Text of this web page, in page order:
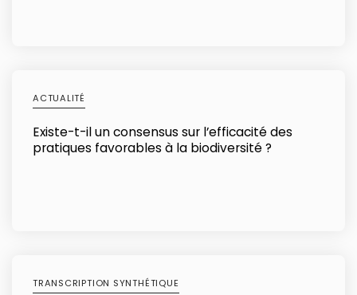
ACTUALITÉ
Existe-t-il un consensus sur l’efficacité des
pratiques favorables à la biodiversité ?
TRANSCRIPTION SYNTHÉTIQUE